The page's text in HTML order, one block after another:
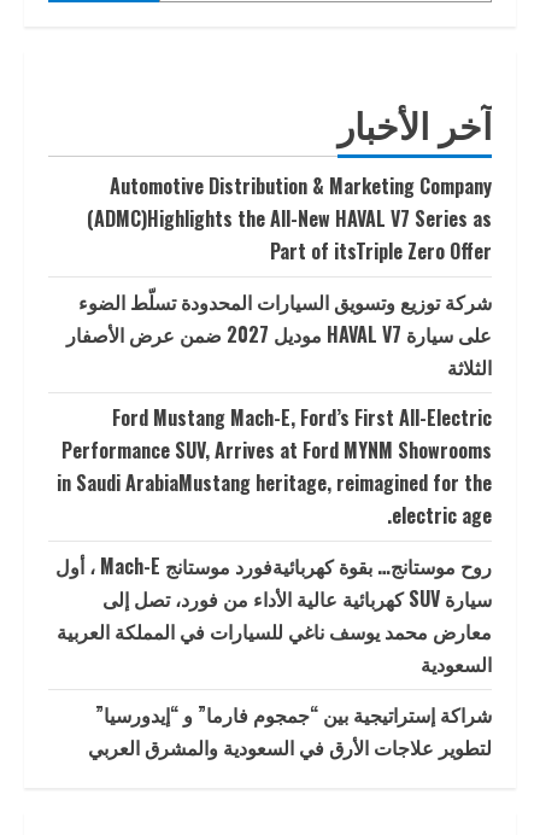
آخر الأخبار
Automotive Distribution & Marketing Company
(ADMC)Highlights the All-New HAVAL V7 Series as
Part of itsTriple Zero Offer
شركة توزيع وتسويق السيارات المحدودة تسلّط الضوء
على سيارة HAVAL V7 موديل 2027 ضمن عرض الأصفار
الثلاثة
Ford Mustang Mach-E, Ford’s First All-Electric
Performance SUV, Arrives at Ford MYNM Showrooms
in Saudi ArabiaMustang heritage, reimagined for the
electric age.
روح موستانج… بقوة كهربائيةفورد موستانج Mach-E ، أول
سيارة SUV كهربائية عالية الأداء من فورد، تصل إلى
معارض محمد يوسف ناغي للسيارات في المملكة العربية
السعودية
شراكة إستراتيجية بين “جمجوم فارما” و “إيدورسيا”
لتطوير علاجات الأرق في السعودية والمشرق العربي